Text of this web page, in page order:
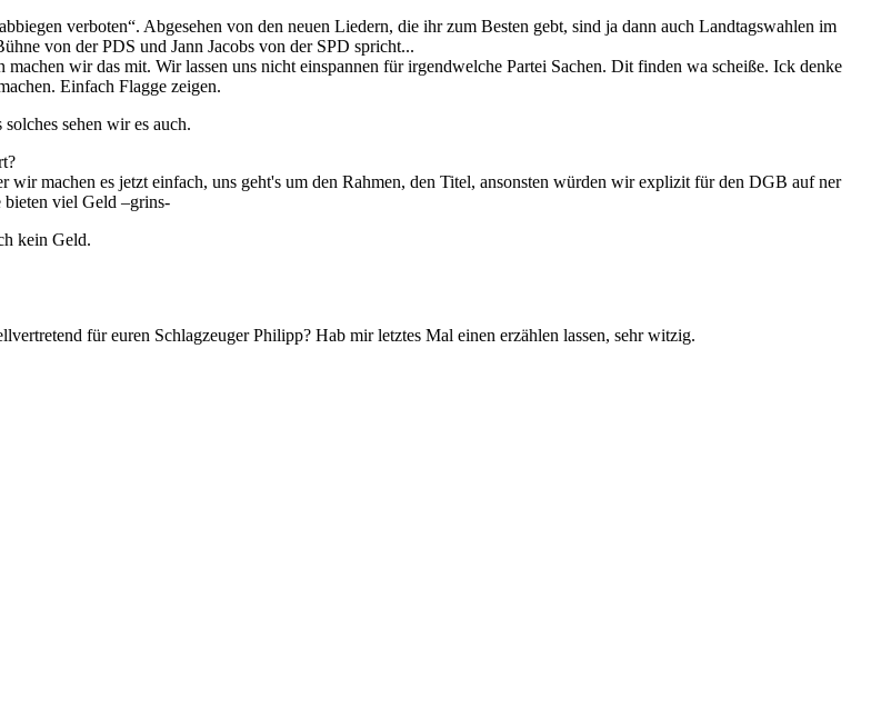
verboten“. Abgesehen von den neuen Liedern, die ihr zum Besten gebt, sind ja dann auch Landtagswahlen im
von der PDS und Jann Jacobs von der SPD spricht...
wir das mit. Wir lassen uns nicht einspannen für irgendwelche Partei Sachen. Dit finden wa scheiße. Ick denke
Einfach Flagge zeigen.
sehen wir es auch.
machen es jetzt einfach, uns geht's um den Rahmen, den Titel, ansonsten würden wir explizit für den DGB auf ner
bieten viel Geld –grins-
kein Geld.
für euren Schlagzeuger Philipp? Hab mir letztes Mal einen erzählen lassen, sehr witzig.